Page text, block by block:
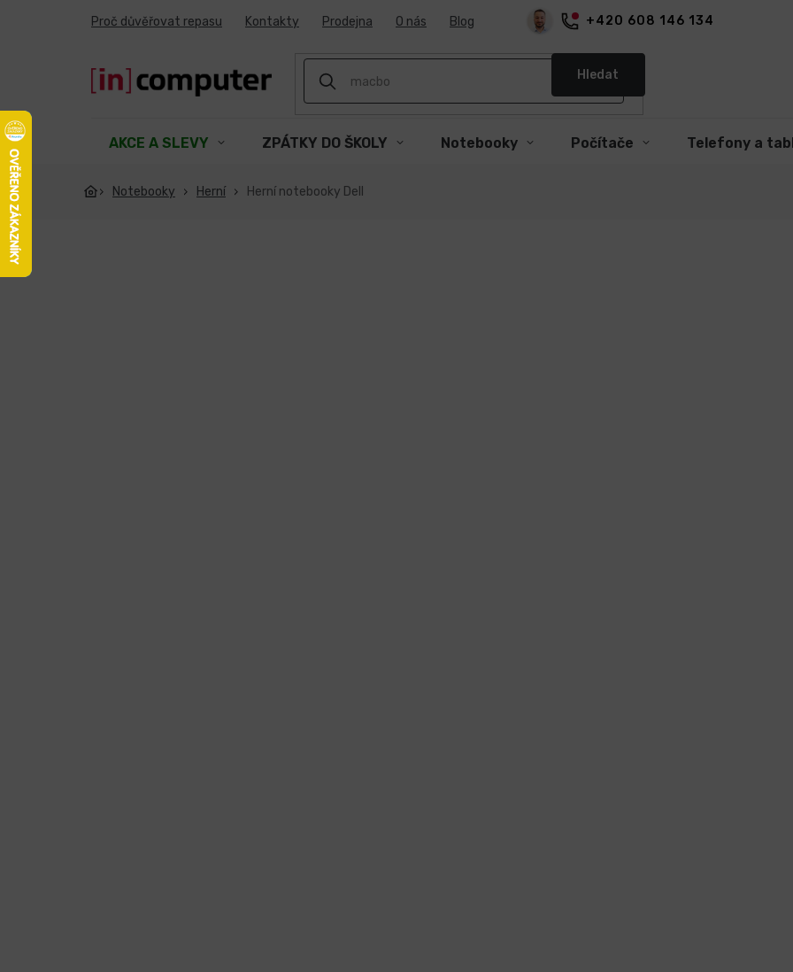
+420 608 146 134
Proč důvěřovat repasu Kontakty Prodejna O nás Blog
Hledat
AKCE A SLEVY ZPÁTKY DO ŠKOLY Notebooky Počítače Telefony a
Notebooky Herní Herní notebooky Dell